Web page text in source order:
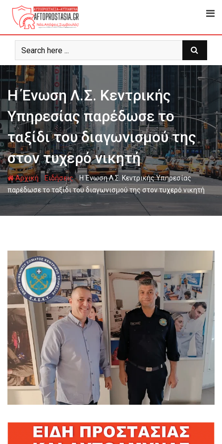
Ψάχνω
για...
Η Ένωση Λ.Σ. Κεντρικής
Υπηρεσίας παρέδωσε το
ταξίδι του διαγωνισμού της
στον τυχερό νικητή
Αρχική-Ειδήσεις- Η Ένωση Λ.Σ. Κεντρικής Υπηρεσίας
παρέδωσε το ταξίδι του διαγωνισμού της στον τυχερό νικητή